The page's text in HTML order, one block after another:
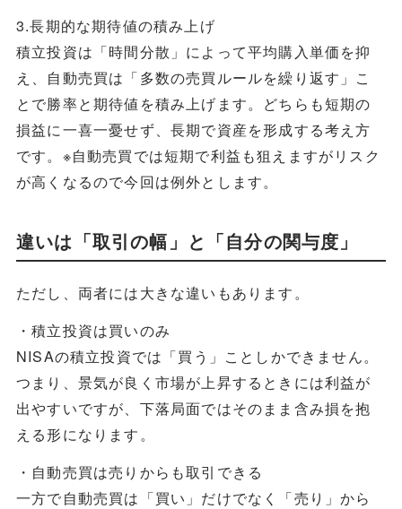
3.長期的な期待値の積み上げ
積立投資は「時間分散」によって平均購入単価を抑
え、自動売買は「多数の売買ルールを繰り返す」こ
とで勝率と期待値を積み上げます。どちらも短期の
損益に一喜一憂せず、長期で資産を形成する考え方
です。※自動売買では短期で利益も狙えますがリスク
が高くなるので今回は例外とします。
違いは「取引の幅」と「自分の関与度」
ただし、両者には大きな違いもあります。
・積立投資は買いのみ
NISAの積立投資では「買う」ことしかできません。
つまり、景気が良く市場が上昇するときには利益が
出やすいですが、下落局面ではそのまま含み損を抱
える形になります。
・自動売買は売りからも取引できる
一方で自動売買は「買い」だけでなく「売り」から